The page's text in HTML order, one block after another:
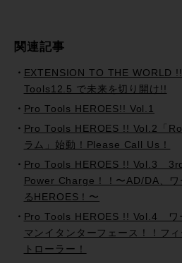
関連記事
EXTENSION TO THE WORLD
Tools12.5 で未来を切り開け!!
Pro Tools HEROES!! Vol.1
Pro Tools HEROES !! Vol.2「
ラム」始動！Please Call Us！
Pro Tools HEROES !! Vol.3
Power Charge！！〜AD/DA、ワ
るHEROES！〜
Pro Tools HEROES !! Vol.4 ワ
マンイタンターフェース！！フ
トローラー！